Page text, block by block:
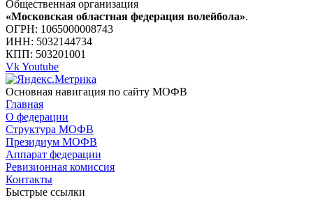
Общественная организация
«Московская областная федерация волейбола».
ОГРН: 1065000008743
ИНН: 5032144734
КПП: 503201001
VkYoutube
Основная навигация по сайту МОФВ
Главная
О федерации
Структура МОФВ
Президиум МОФВ
Аппарат федерации
Ревизионная комиссия
Контакты
Быстрые ссылки